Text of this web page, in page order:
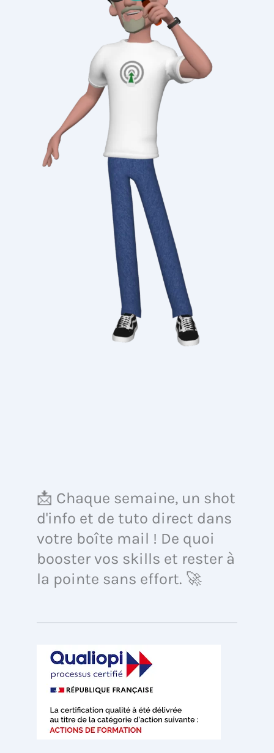
📩 Chaque semaine, un shot
d'info et de tuto direct dans
votre boîte mail ! De quoi
booster vos skills et rester à
la pointe sans effort. 🚀